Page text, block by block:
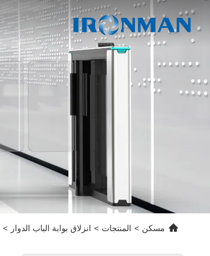
مسكن > المنتجات > انزلاق بوابة الباب الدوار >